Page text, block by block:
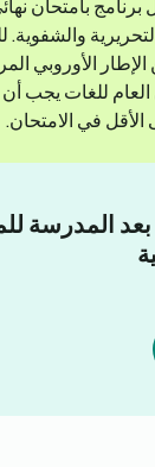
برنامج بامتحان
الإطار الأوروبي
للغات يجب